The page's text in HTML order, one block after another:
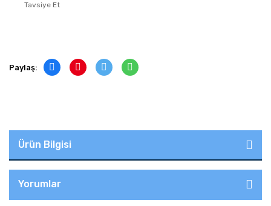
Tavsiye Et
Paylaş:
Ürün Bilgisi
Yorumlar